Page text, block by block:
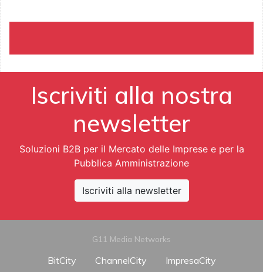
Iscriviti alla nostra
newsletter
Soluzioni B2B per il Mercato delle Imprese e per la
Pubblica Amministrazione
Iscriviti alla newsletter
G11 Media Networks
BitCity ChannelCity
ImpresaCity